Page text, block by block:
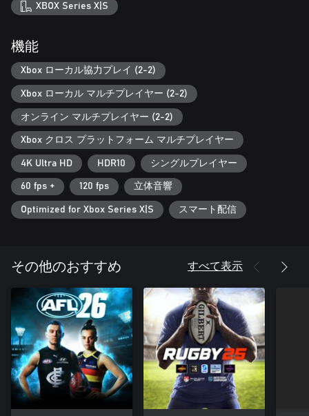
ボールキャリアのバランス
強力なヒットを捌いたり、タックルをかわしたり、ヒットの質
や選手たちのレーティングに応じてバランスを取りなおしたり
することができます。（Xbox Series X|S版限定）
BOOM Tech、FieldSENSE™、Superstarモード、およびここで紹
介するアップデートされた特定の機能は、Xbox Series X|S版での
みご利用いただけます。
「EA SPORTS™ COLLEGE FOOTBALL 25」（Xbox Series X|S版限
定）
「College Football 25」では、FBSに所属する134校でバラエテ
ィ豊かなゲームプレイを体験でき、カレッジでの偉業を目指し
ながらカレッジフットボール特有の雰囲気に没入することがで
きます。
をCampusIQ™で体験。全く新しい冷静システム、選手の負傷シ
ステム、画面が揺れるほどのホームフィールドアドバンテージ
で戦略的判断力を試しましょう。
特有の雰囲気
スタジアムを揺るがす音と共に、カレッジフットボール特有の
雰囲気や文化、伝統を体験しましょう。
栄光を持ち帰ろう
ハイズマン選手を育て上げながら、チャンピオンシップに向け
て走り出しましょう。選手、またはコーチとして自分だけのカ
XBOX Series X|S
機能
Xbox ローカル協力プレイ (2-2)
Xbox ローカル マルチプレイヤー (2-2)
オンライン マルチプレイヤー (2-2)
Xbox クロス プラットフォーム マルチプレイヤー
4K Ultra HD HDR10 シングルプレイヤー
60 fps + 120 fps 立体音響
Optimized for Xbox Series X|S スマート配信
その他のおすすめ すべて表示